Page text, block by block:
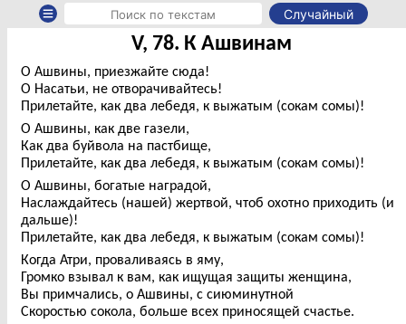
Случайный
V, 78. К Ашвинам
О Ашвины, приезжайте сюда!
О Насатьи, не отворачивайтесь!
Прилетайте, как два лебедя, к выжатым (сокам сомы)!
О Ашвины, как две газели,
Как два буйвола на пастбище,
Прилетайте, как два лебедя, к выжатым (сокам сомы)!
О Ашвины, богатые наградой,
Наслаждайтесь (нашей) жертвой, чтоб охотно приходить (и
дальше)!
Прилетайте, как два лебедя, к выжатым (сокам сомы)!
Когда Атри, проваливаясь в яму,
Громко взывал к вам, как ищущая защиты женщина,
Вы примчались, о Ашвины, с сиюминутной
Скоростью сокола, больше всех приносящей счастье.